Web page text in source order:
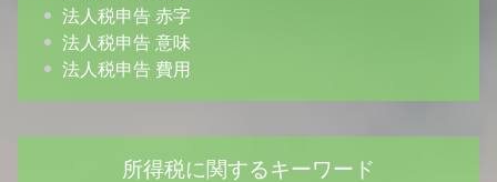
法人税申告 赤字
法人税申告 意味
法人税申告 費用
所得税に関するキーワード